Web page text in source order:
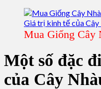
Mua Giống Cây
Một số đặc
của Cây